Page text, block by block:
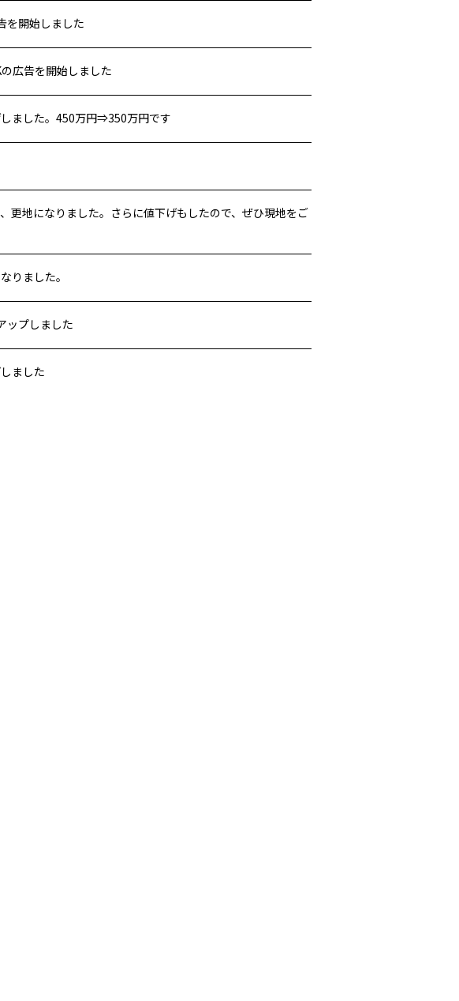
を開始しました
広告を開始しました
ました。450万円⇒350万円です
更地になりました。さらに値下げもしたので、ぜひ現地をご
りました。
ップしました
ました